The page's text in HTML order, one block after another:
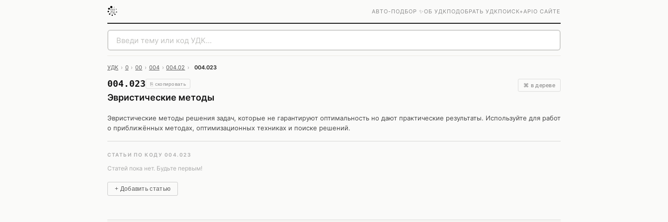
АВТО-ПОДБОР ✨ОБ УДКПОДОБРАТЬ УДКПОИСК+APIО САЙТЕ
УДК › 0 › 00 › 004 › 004.02 › 004.023
004.023 ⎘ скопировать
Эвристические методы
⌘ в дереве
Эвристические методы решения задач, которые не гарантируют оптимальность но дают практические результаты. Используйте для работ
о приближённых методах, оптимизационных техниках и поиске решений.
СТАТЬИ ПО КОДУ 004.023
Статей пока нет. Будьте первым!
+ Добавить статью